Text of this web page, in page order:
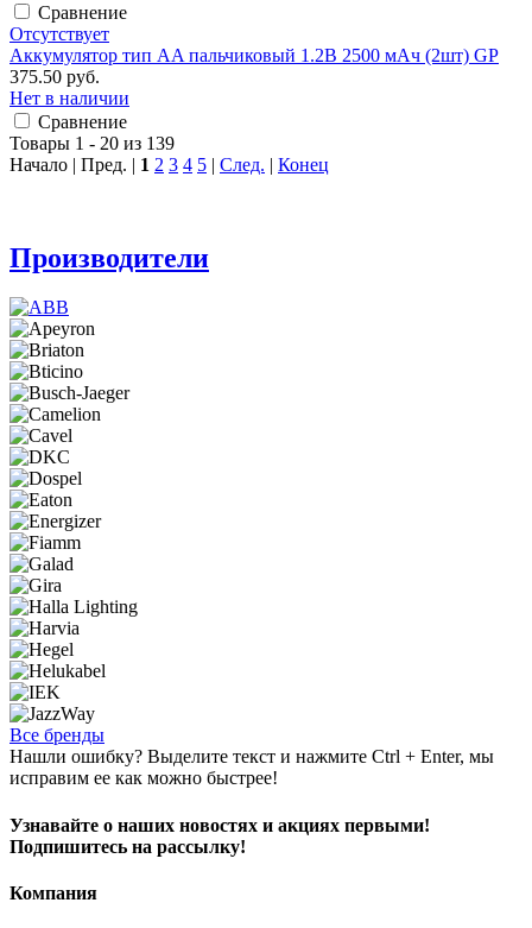
Сравнение
Отсутствует
Аккумулятор тип AA пальчиковый 1.2В 2500 мАч (2шт) GP
375.50 руб.
Нет в наличии
Сравнение
Товары 1 - 20 из 139
Начало | Пред. | 1 2 3 4 5 | След. | Конец
Производители
Все бренды
Нашли ошибку? Выделите текст и нажмите Ctrl + Enter, мы
исправим ее как можно быстрее!
Узнавайте о наших новостях и акциях первыми!
Подпишитесь на рассылку!
Компания